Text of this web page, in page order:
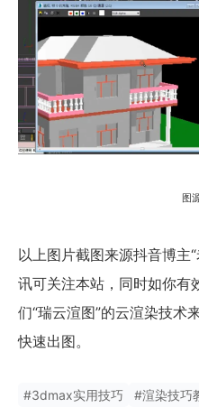
图
以上图片截图来源抖音博主
讯可关注本站，同时如你有
们“瑞云渲图”的云渲染技术
快速出图。
#3dmax实用技巧 #渲染技巧